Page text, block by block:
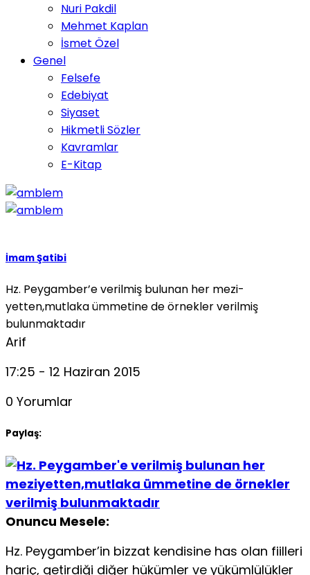
Nuri Pakdil
Mehmet Kaplan
İsmet Özel
Genel
Felsefe
Edebiyat
Siyaset
Hikmetli Sözler
Kavramlar
E-Kitap
İmam Şatibi
Hz. Peygamber’e verilmiş bulunan her mezi­
yetten,mutlaka ümmetine de örnekler verilmiş
bulunmaktadır
Arif
17:25 - 12 Haziran 2015
0 Yorumlar
Paylaş:
Onuncu Mesele:
Hz. Peygamber’in bizzat kendisine has olan fiilleri
hariç, getirdiği diğer hükümler ve yükümlülükler